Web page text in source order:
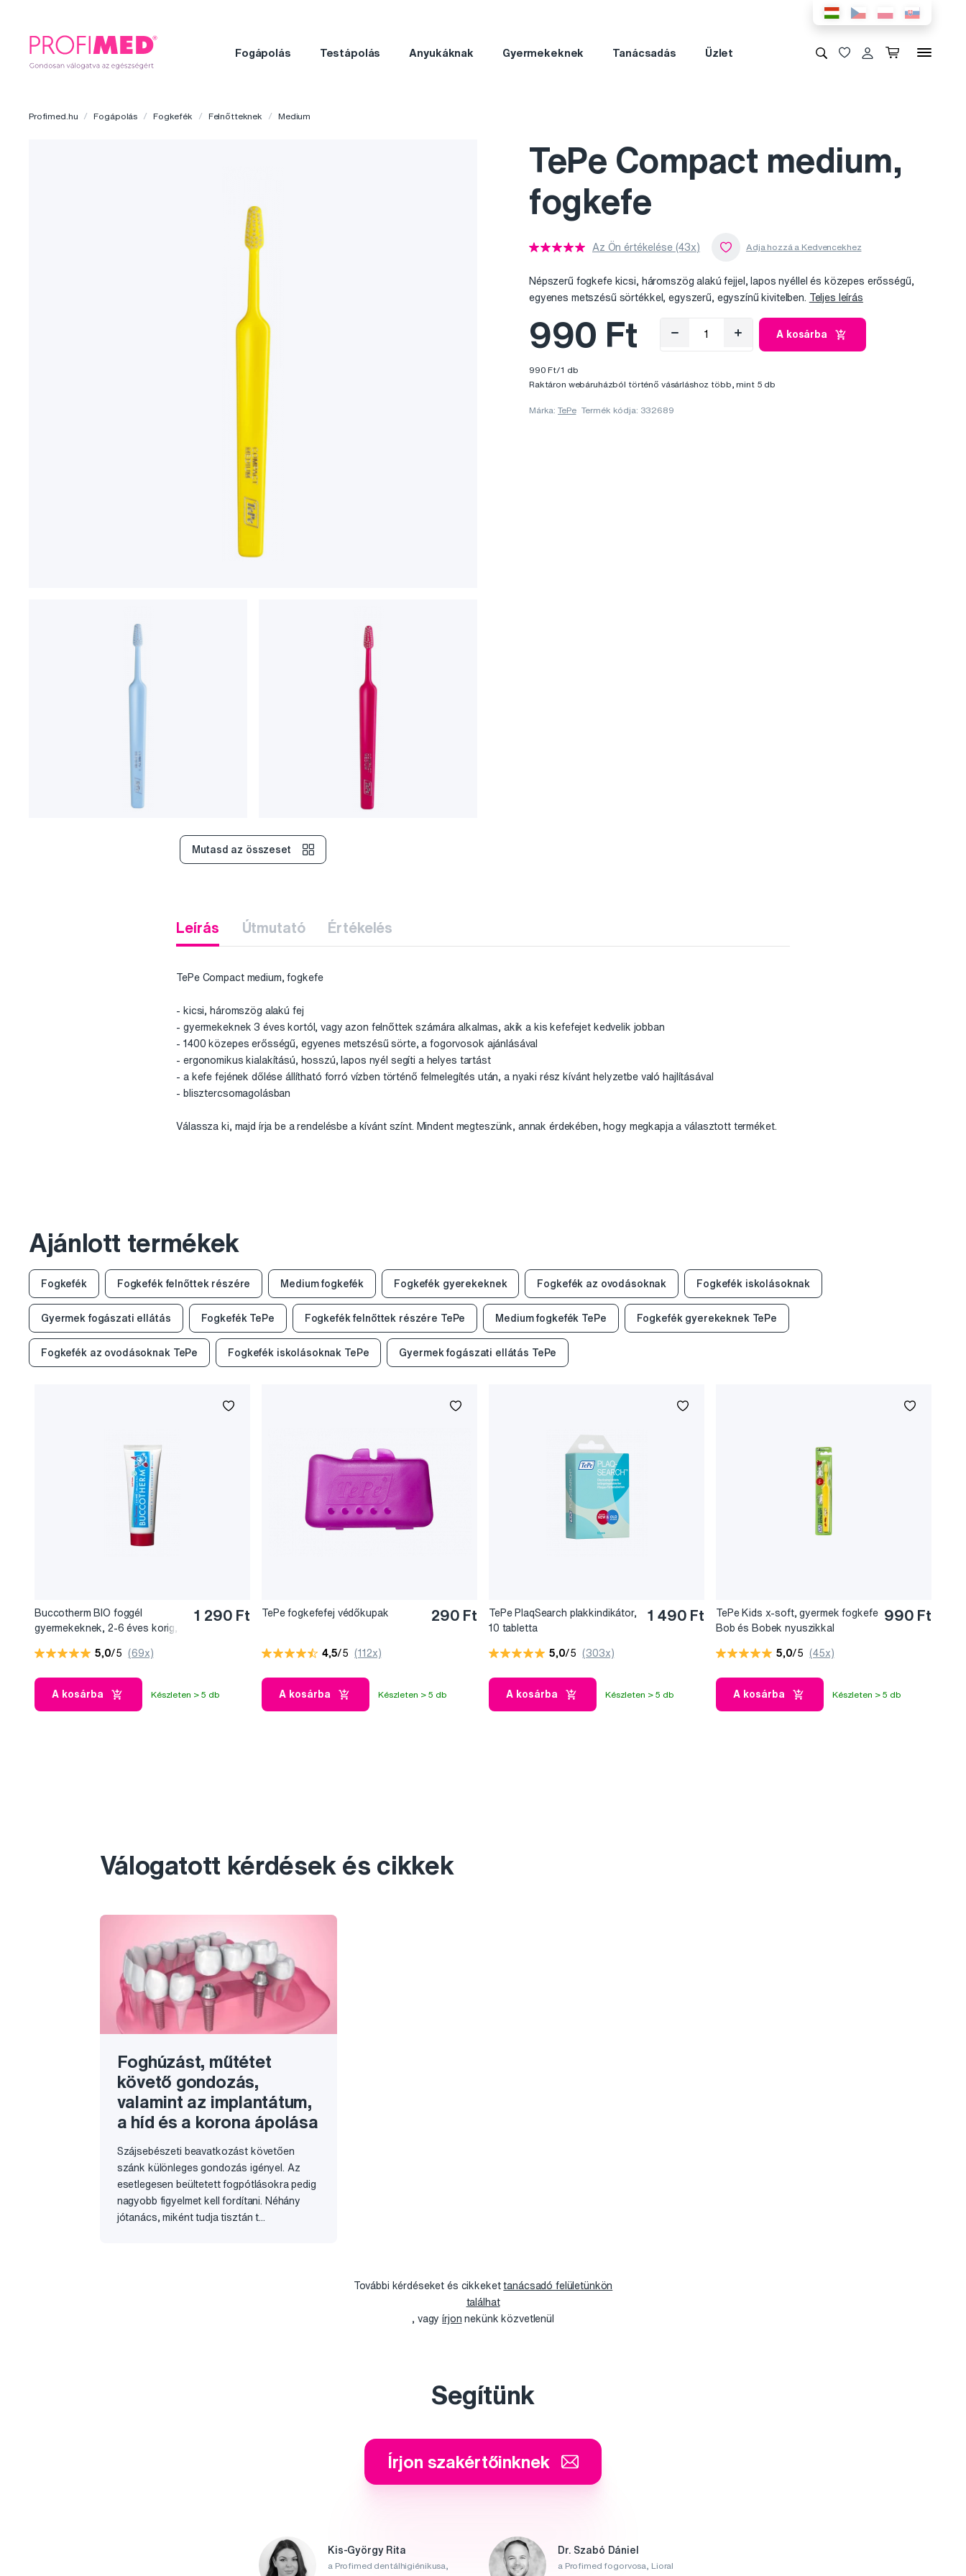
Fogápolás Testápolás Anyukáknak Gyermekeknek Tanácsadás Üzlet
Profimed.hu Fogápolás Fogkefék Felnőtteknek Medium
Mutasd az összeset
TePe Compact medium,
fogkefe
Az Ön értékelése (43x)
Népszerű fogkefe kicsi, háromszög alakú fejjel, lapos nyéllel és közepes erősségű,
egyenes metszésű sörtékkel, egyszerű, egyszínű kivitelben. Teljes leírás
990 Ft A kosárba
990 Ft/1 db
Raktáron webáruházból történő vásárláshoz több, mint 5 db
Márka:TePe Termék kódja: 332689
Leírás Útmutató Értékelés
TePe Compact medium, fogkefe
- kicsi, háromszög alakú fej
- gyermekeknek 3 éves kortól, vagy azon felnőttek számára alkalmas, akik a kis kefefejet kedvelik jobban
- 1400 közepes erősségű, egyenes metszésű sörte, a fogorvosok ajánlásával
- ergonomikus kialakítású, hosszú, lapos nyél segíti a helyes tartást
- a kefe fejének dőlése állítható forró vízben történő felmelegítés után, a nyaki rész kívánt helyzetbe való hajlításával
- blisztercsomagolásban
Válassza ki, majd írja be a rendelésbe a kívánt színt. Mindent megteszünk, annak érdekében, hogy megkapja a választott terméket.
Ajánlott termékek
Fogkefék Fogkefék felnőttek részére Medium fogkefék Fogkefék gyerekeknek Fogkefék az ovodásoknak Fogkefék iskolásoknak
Gyermek fogászati ellátás Fogkefék TePe Fogkefék felnőttek részére TePe Medium fogkefék TePe Fogkefék gyerekeknek TePe
Fogkefék az ovodásoknak TePe Fogkefék iskolásoknak TePe Gyermek fogászati ellátás TePe
Buccotherm BIO foggél
gyermekeknek, 2-6 éves korig,
1 290 Ft
5,0/5 (69x)
A kosárba Készleten > 5 db
TePe fogkefefej védőkupak 290 Ft
4,5/5 (112x)
A kosárba Készleten > 5 db
TePe PlaqSearch plakkindikátor,
10 tabletta
1 490 Ft
5,0/5 (303x)
A kosárba Készleten > 5 db
TePe Kids x-soft, gyermek fogkefe
Bob és Bobek nyuszikkal
990 Ft
5,0/5 (45x)
A kosárba Készleten > 5 db
Válogatott kérdések és cikkek
Foghúzást, műtétet
követő gondozás,
valamint az implantátum,
a híd és a korona ápolása
Szájsebészeti beavatkozást követően
szánk különleges gondozás igényel. Az
esetlegesen beültetett fogpótlásokra pedig
nagyobb figyelmet kell fordítani. Néhány
jótanács, miként tudja tisztán t...
További kérdéseket és cikkekettanácsadó felületünkön
találhat
, vagyírjon nekünk közvetlenül
Segítünk
Írjon szakértőinknek
Kis-György Rita
a Profimed dentálhigiénikusa,
Dr. Szabó Dániel
a Profimed fogorvosa, Lioral